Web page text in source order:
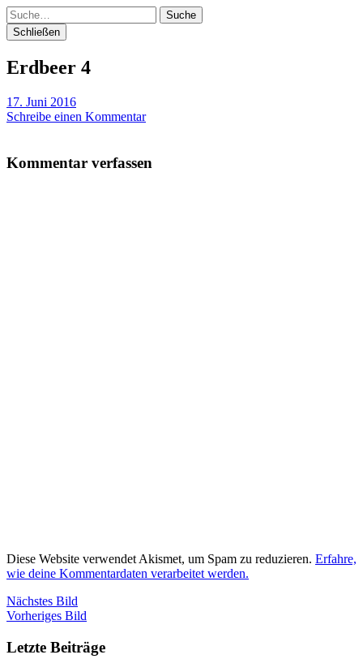
Suche
Schließen
Erdbeer 4
17. Juni 2016
Schreibe einen Kommentar
Kommentar verfassen
Diese Website verwendet Akismet, um Spam zu reduzieren. Erfahre,
wie deine Kommentardaten verarbeitet werden.
Nächstes Bild
Vorheriges Bild
Letzte Beiträge